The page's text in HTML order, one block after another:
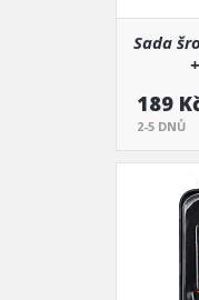
Sada
189
2-5 DNŮ